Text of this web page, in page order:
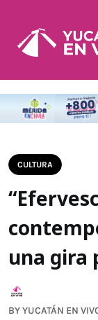
CULTURA
una gira
BYYUCATÁN EN